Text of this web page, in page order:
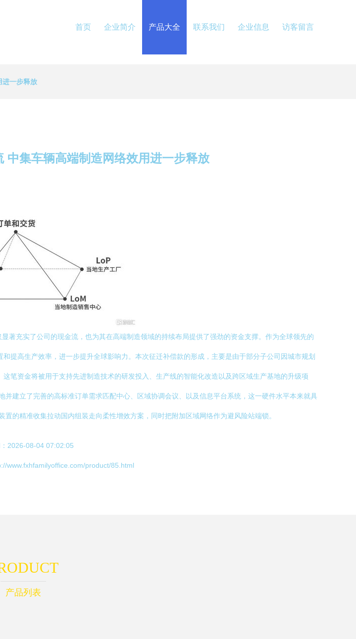
首页 企业简介 产品大全 联系我们 企业信息 访客留言
进一步释放
中集车辆高端制造网络效用进一步释放
著充实了公司的现金流，也为其在高端制造领域的持续布局提供了强劲的资金支撑。作为全球领先的
提高生产效率，进一步提升全球影响力。本次征迁补偿款的形成，主要是由于部分子公司因城市规划
笔资金将被用于支持先进制造技术的研发投入、生产线的智能化改造以及跨区域生产基地的升级项
建立了完善的高标准订单需求匹配中心、区域协调会议、以及信息平台系统，这一硬件水平本来就具
的精准收集拉动国内组装走向柔性增效方案，同时把附加区域网络作为避风险站端锁。
2026-08-04 07:02:05
www.fxhfamilyoffice.com/product/85.html
产品列表